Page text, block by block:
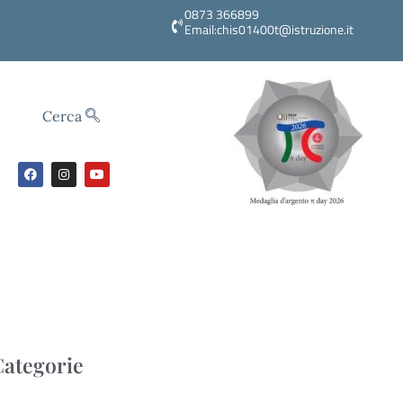
0873 366899
Email:chis01400t@istruzione.it
Cerca